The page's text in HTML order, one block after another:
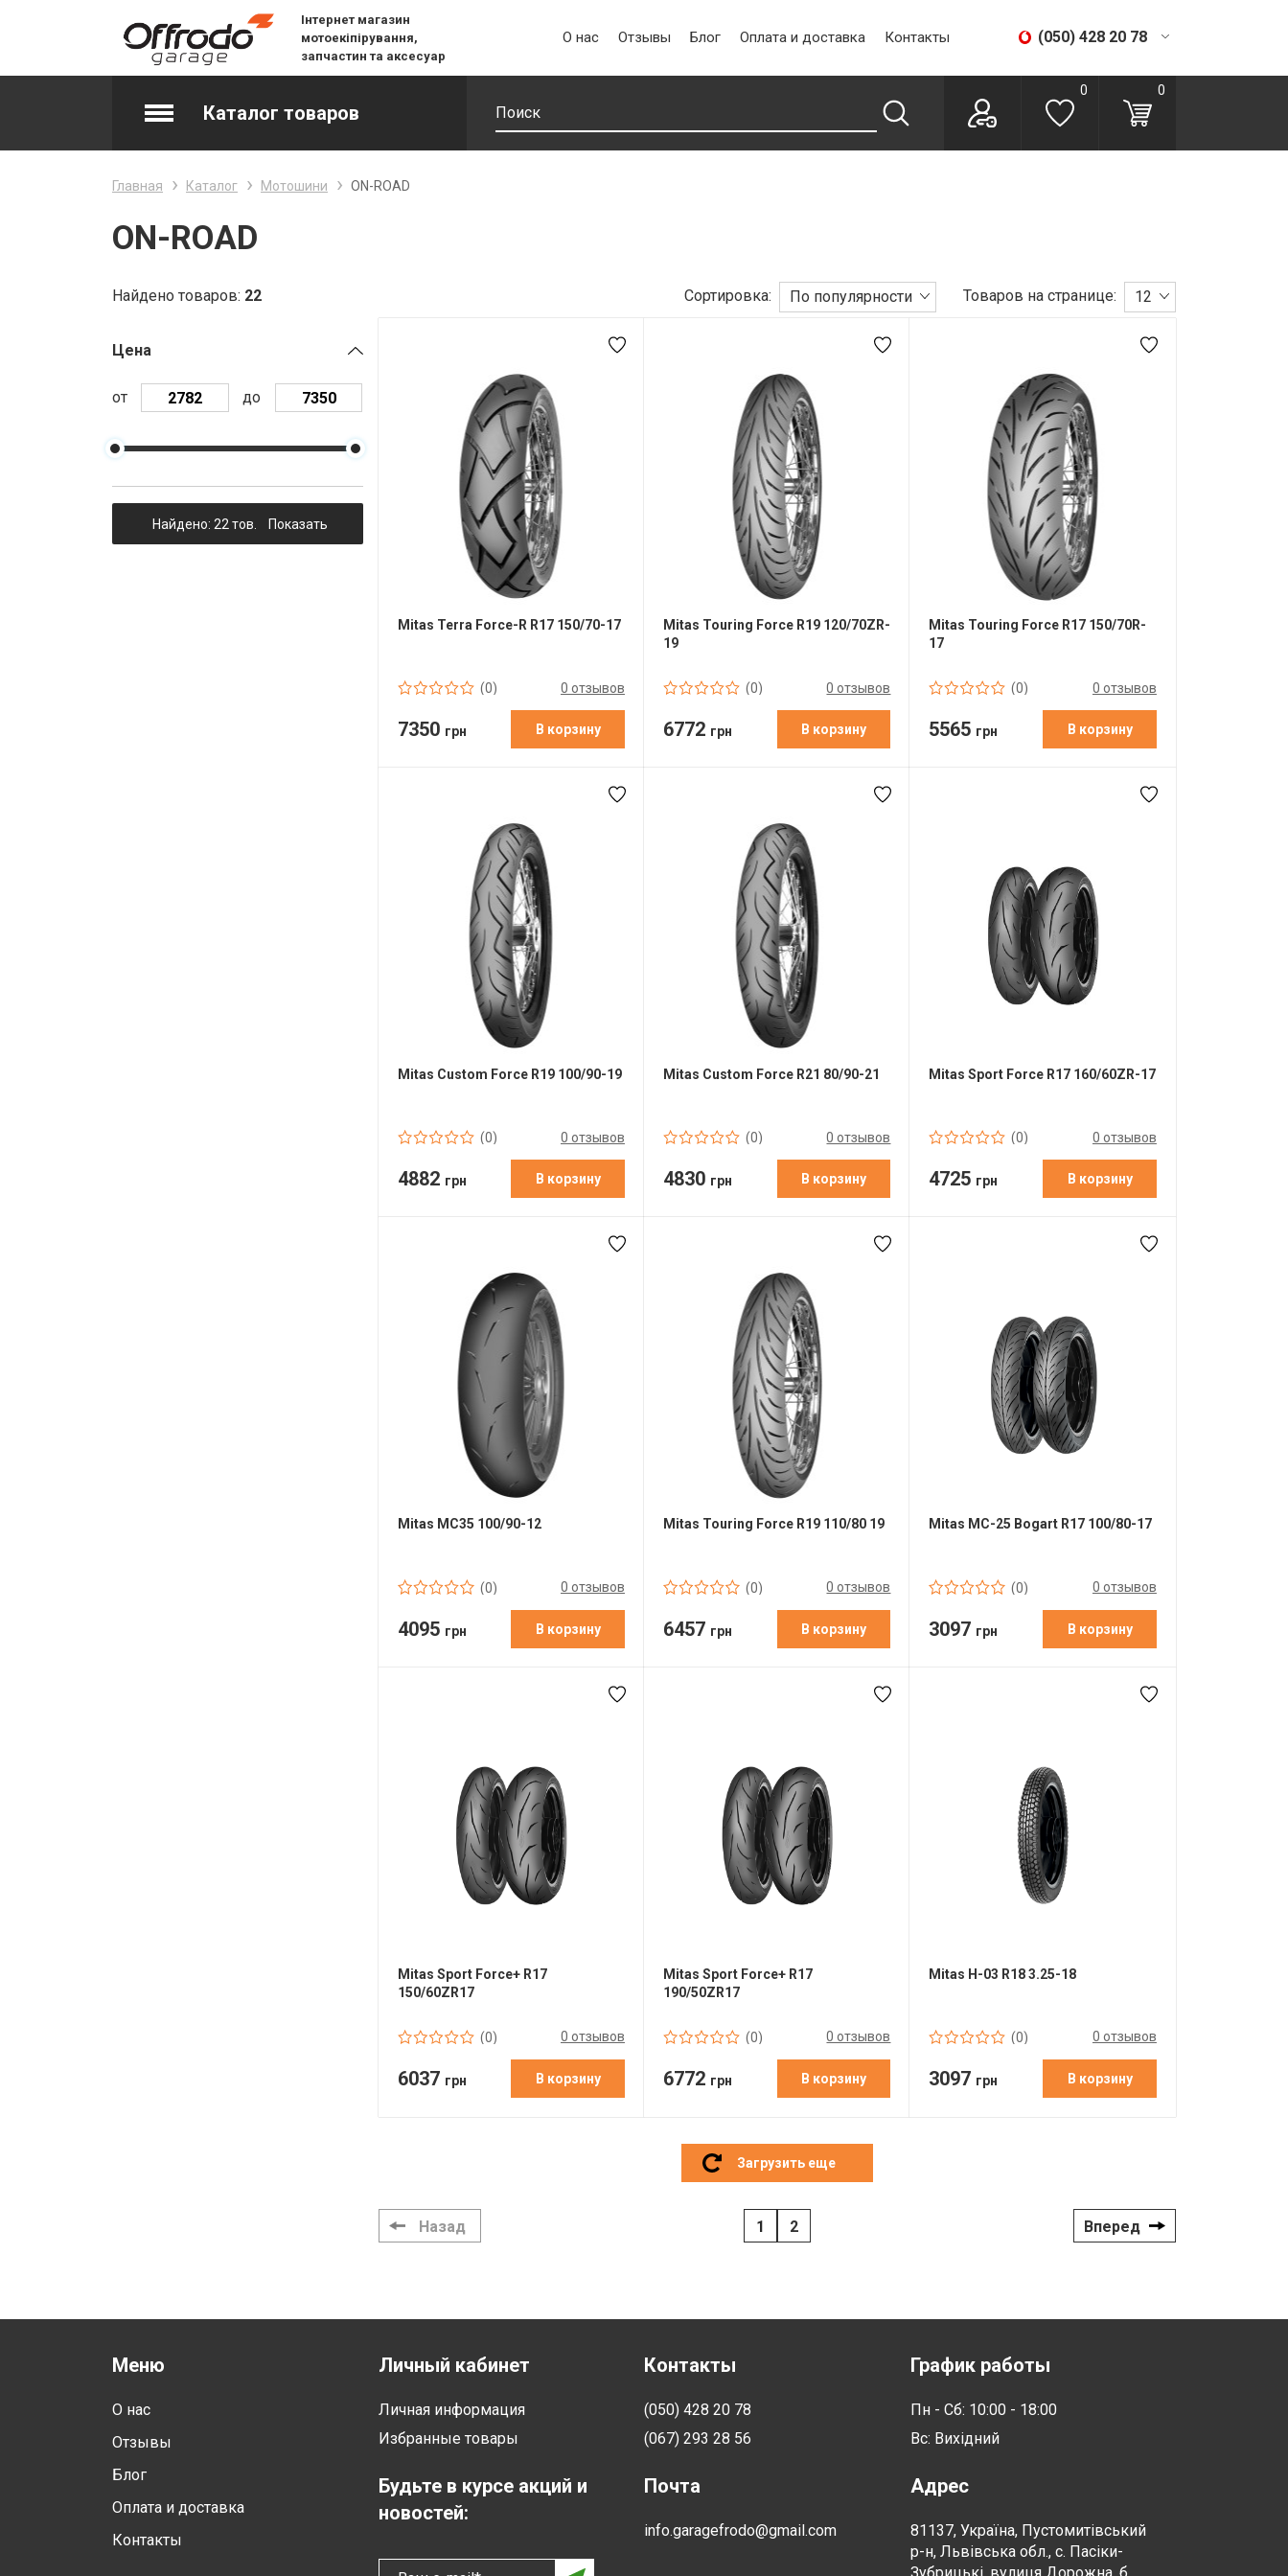
Інтернет магазин
мотоекіпірування,
запчастин та аксесуар
О нас Отзывы Блог Оплата и доставка Контакты (050) 428 20 78
(067) 293 28 56
Каталог товаров
Джерсі
Вилочне масло
0 0
Главная Каталог Мотошини ON-ROAD
ON-ROAD
Найдено товаров: 22 Сортировка: По популярности Товаров на странице: 12
Цена
от до
Найдено: 22 тов. Показать
Mitas Terra Force-R R17 150/70-17
(0) 0 отзывов
7350 грн В корзину
Mitas Touring Force R19 120/70ZR-
19
(0) 0 отзывов
6772 грн В корзину
Mitas Touring Force R17 150/70R-
17
(0) 0 отзывов
5565 грн В корзину
Mitas Custom Force R19 100/90-19
(0) 0 отзывов
4882 грн В корзину
Mitas Custom Force R21 80/90-21
(0) 0 отзывов
4830 грн В корзину
Mitas Sport Force R17 160/60ZR-17
(0) 0 отзывов
4725 грн В корзину
Mitas MC35 100/90-12
(0) 0 отзывов
4095 грн В корзину
Mitas Touring Force R19 110/80 19
(0) 0 отзывов
6457 грн В корзину
Mitas MC-25 Bogart R17 100/80-17
(0) 0 отзывов
3097 грн В корзину
Mitas Sport Force+ R17
150/60ZR17
(0) 0 отзывов
6037 грн В корзину
Mitas Sport Force+ R17
190/50ZR17
(0) 0 отзывов
6772 грн В корзину
Mitas H-03 R18 3.25-18
(0) 0 отзывов
3097 грн В корзину
Загрузить еще
Назад 1 2 Вперед
Меню
О нас
Отзывы
Блог
Оплата и доставка
Контакты
Личный кабинет
Личная информация
Избранные товары
Будьте в курсе акций и
новостей:
Контакты
(050) 428 20 78
(067) 293 28 56
Почта
info.garagefrodo@gmail.com
График работы
Пн - Сб: 10:00 - 18:00
Вс: Вихідний
Адрес
81137, Україна, Пустомитівський
р-н, Львівська обл., с. Пасіки-